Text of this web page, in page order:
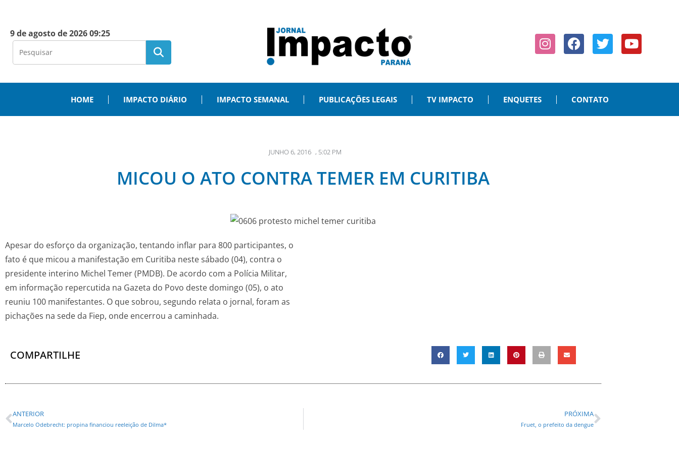
9 de agosto de 2026 09:25
HOME IMPACTO DIÁRIO IMPACTO SEMANAL PUBLICAÇÕES LEGAIS TV IMPACTO ENQUETES CONTATO
JUNHO 6, 2016 , 5:02 PM
MICOU O ATO CONTRA TEMER EM CURITIBA
Apesar do esforço da organização, tentando inflar para 800 participantes, o
fato é que micou a manifestação em Curitiba neste sábado (04), contra o
presidente interino Michel Temer (PMDB). De acordo com a Polícia Militar,
em informação repercutida na Gazeta do Povo deste domingo (05), o ato
reuniu 100 manifestantes. O que sobrou, segundo relata o jornal, foram as
pichações na sede da Fiep, onde encerrou a caminhada.
COMPARTILHE
ANTERIOR
Marcelo Odebrecht: propina financiou reeleição de Dilma*
PRÓXIMA
Fruet, o prefeito da dengue